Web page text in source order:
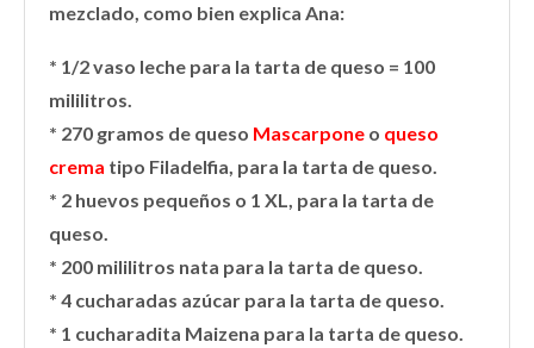
mezclado, como bien explica Ana:
* 1/2 vaso leche para la tarta de queso = 100
mililitros.
* 270 gramos de queso Mascarpone o queso
crema tipo Filadelfia, para la tarta de queso.
* 2 huevos pequeños o 1 XL, para la tarta de
queso.
* 200 mililitros nata para la tarta de queso.
* 4 cucharadas azúcar para la tarta de queso.
* 1 cucharadita Maizena para la tarta de queso.